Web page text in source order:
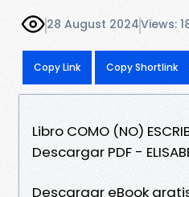
28 August 2024Views:
Copy Link Copy Shortlink
Libro COMO (NO)
Descargar PDF -
Descargar eBook